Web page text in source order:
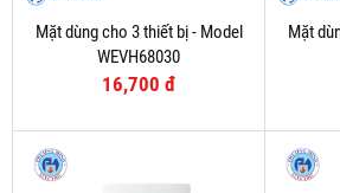
Mặt dùng cho 3 thiết bị - Model
WEVH68030
16,700 đ
Mặt